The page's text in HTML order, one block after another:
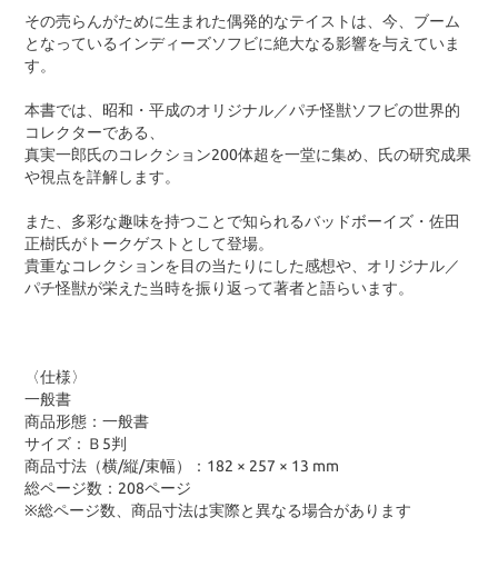
その売らんがために生まれた偶発的なテイストは、今、ブーム
となっているインディーズソフビに絶大なる影響を与えていま
す。
本書では、昭和・平成のオリジナル／パチ怪獣ソフビの世界的
コレクターである、
真実一郎氏のコレクション200体超を一堂に集め、氏の研究成果
や視点を詳解します。
また、多彩な趣味を持つことで知られるバッドボーイズ・佐田
正樹氏がトークゲストとして登場。
貴重なコレクションを目の当たりにした感想や、オリジナル／
パチ怪獣が栄えた当時を振り返って著者と語らいます。
〈仕様〉
一般書
商品形態：一般書
サイズ：Ｂ5判
商品寸法（横/縦/束幅）：182 × 257 × 13 mm
総ページ数：208ページ
※総ページ数、商品寸法は実際と異なる場合があります